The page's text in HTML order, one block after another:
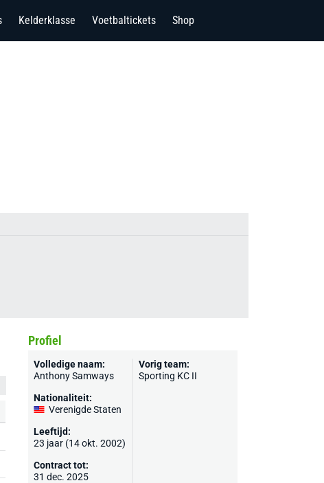
Kelderklasse Voetbaltickets Shop
Profiel
Volledige naam:
Anthony Samways
Nationaliteit:
Verenigde Staten
Leeftijd:
23 jaar (14 okt. 2002)
Contract tot:
31 dec. 2025
Vorig team:
Sporting KC II